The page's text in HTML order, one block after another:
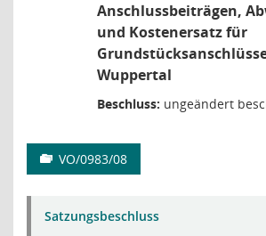
Anschlussbeiträgen,
und Kostenersatz für
Wuppertal
Beschluss: ungeändert
VO/0983/08
Satzungsbeschluss